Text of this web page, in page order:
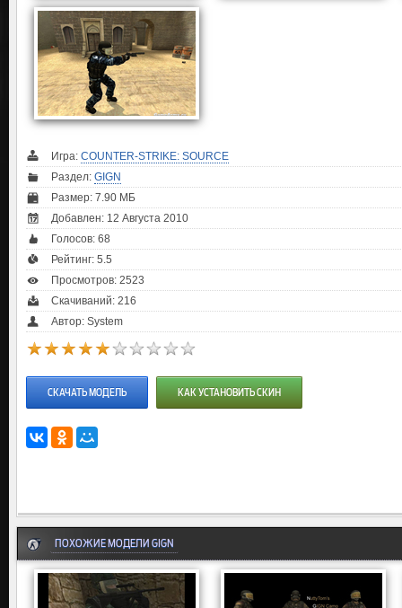
Игра: COUNTER-STRIKE: SOURCE
Раздел: GIGN
Размер: 7.90 МБ
Добавлен: 12 Августа 2010
Голосов: 68
Рейтинг: 5.5
Просмотров: 2523
Скачиваний: 216
Автор: System
СКАЧАТЬ МОДЕЛЬ КАК УСТАНОВИТЬ СКИН
ПОХОЖИЕ МОДЕЛИ GIGN